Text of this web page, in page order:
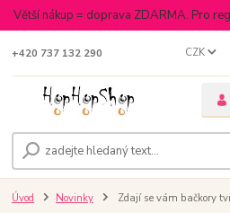
Větší nákup = doprava ZDARMA. Pro
CZK
+420 737 132 290
Úvod Novinky Zdají se vám bačkory